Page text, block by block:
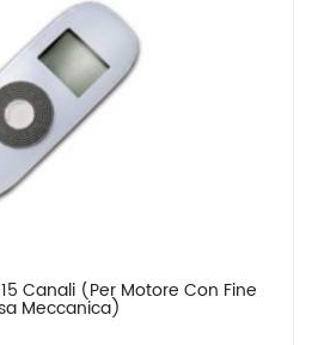
Canali (Per Motore Con Fine
Meccanica)
Confronta